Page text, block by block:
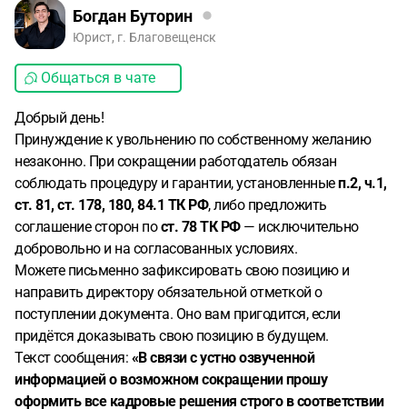
Богдан Буторин
Юрист, г. Благовещенск
Общаться в чате
Добрый день!
Принуждение к увольнению по собственному желанию
незаконно. При сокращении работодатель обязан
соблюдать процедуру и гарантии, установленныеп.2, ч.1,
ст. 81, ст. 178, 180, 84.1 ТК РФ, либо предложить
соглашение сторон пост. 78 ТК РФ— исключительно
добровольно и на согласованных условиях.
Можете письменно зафиксировать свою позицию и
направить директору обязательной отметкой о
поступлении документа. Оно вам пригодится, если
придётся доказывать свою позицию в будущем.
Текст сообщения: «В связи с устно озвученной
информацией о возможном сокращении прошу
оформить все кадровые решения строго в соответствии